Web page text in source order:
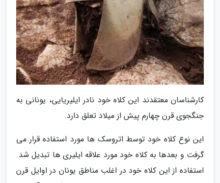
کارشناسان معتقدند این کلاه خود نادر ایلیریایی، یونانی به
جنگجوی قرن چهارم پیش از میلاد تعلق دارد.
این نوع کلاه خود توسط اتروسک ها مورد استفاده قرار می
گرفت و بعدها به کلاه خود مورد علاقه ایلیری ها تبدیل شد.
استفاده از این کلاه خود در اغلب مناطق یونان در اوایل قرن